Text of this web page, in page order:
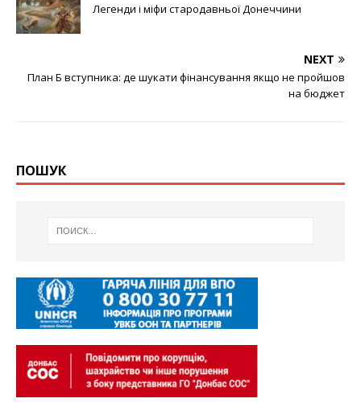
Легенди і міфи стародавньої Донеччини
NEXT
План Б вступника: де шукати фінансування якщо не пройшов
на бюджет
ПОШУК